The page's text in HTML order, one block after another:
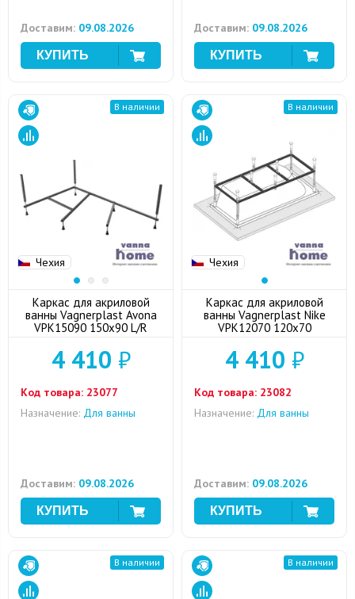
Доставим: 09.08.2026 Доставим: 09.08.2026
Чехия
В наличии
Каркас для акриловой
ванны Vagnerplast Avona
VPK15090 150x90 L/R
4 410 ₽
Код товара: 23077
Назначение: Для ванны
Доставим: 09.08.2026
Чехия
В наличии
Каркас для акриловой
ванны Vagnerplast Nike
VPK12070 120x70
4 410 ₽
Код товара: 23082
Назначение: Для ванны
Доставим: 09.08.2026
В наличии В наличии